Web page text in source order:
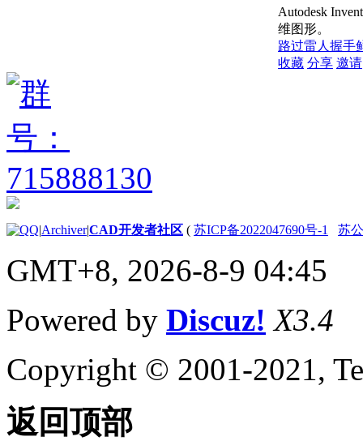
Autodesk
维图形。
路过雷人 握手
收藏 分享 邀请
|Archiver|CAD开发者社区 ( 苏ICP备2022047690号-1 苏
GMT+8, 2026-8-9 04:45
Powered by Discuz! X3.4
Copyright © 2001-2021,
返回顶部